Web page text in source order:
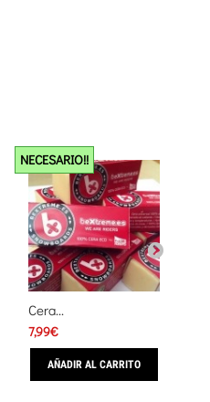
NECESARIO!!
Cera...
7,99€
AÑADIR AL CARRITO